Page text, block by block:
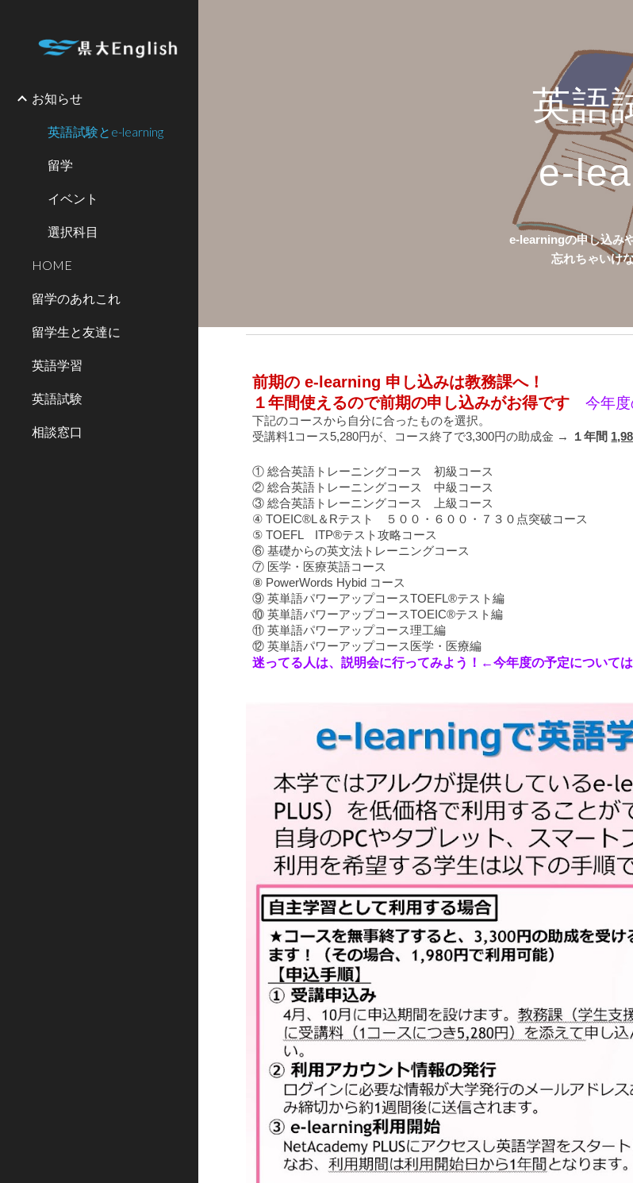
お知らせ
英語試験とe-learning
留学
イベント
選択科目
HOME
留学のあれこれ
留学生と友達に
英語学習
英語試験
相談窓口
英語
e-
e-learningの申し込み
忘れちゃいけ
前期の e-learning 申し込みは教務課へ！
１年間使えるので前期の申し込みがお得です今年
下記のコースから自分に合ったものを選択。
受講料1コース5,280円が、コース終了で3,300円の助成金 →
１年間
① 総合英語トレーニングコース 初級コース
② 総合英語トレーニングコース 中級コース
③ 総合英語トレーニングコース 上級コース
④ TOEIC®L＆Rテスト ５００・６００・７３０点突破コース
⑤ TOEFL ITP®テスト攻略コース
⑥ 基礎からの英文法トレーニングコース
⑦ 医学・医療英語コース
⑧ PowerWords Hybid コース
⑨ 英単語パワーアップコースTOEFL®テスト編
⑩ 英単語パワーアップコースTOEIC®テスト編
⑪ 英単語パワーアップコース理工編
⑫ 英単語パワーアップコース医学・医療編
迷ってる人は、説明会に行ってみよう！ ←今年度の予定について